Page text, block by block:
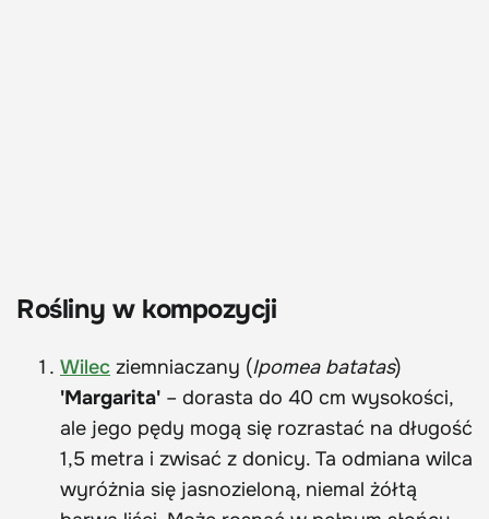
Rośliny w kompozycji
Wilec ziemniaczany (Ipomea batatas)
'Margarita' – dorasta do 40 cm wysokości,
ale jego pędy mogą się rozrastać na długość
1,5 metra i zwisać z donicy. Ta odmiana wilca
wyróżnia się jasnozieloną, niemal żółtą